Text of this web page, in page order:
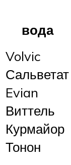
вода
Volvic
Сальветат
Evian
Виттель
Курмайор
Тонон